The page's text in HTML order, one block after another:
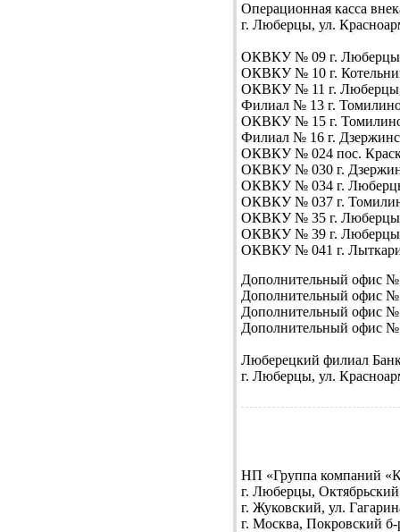
Операционная касса
г. Люберцы, ул.
ОКВКУ № 09 г.
ОКВКУ № 10 г.
ОКВКУ № 11 г.
Филиал № 13 г.
ОКВКУ № 15 г.
Филиал № 16 г.
ОКВКУ № 024 пос.
ОКВКУ № 030 г.
ОКВКУ № 034 г.
ОКВКУ № 037 г.
ОКВКУ № 35 г.
ОКВКУ № 39 г.
ОКВКУ № 041 г.
Дополнительный офис №
Дополнительный офис №
Дополнительный офис №
Дополнительный офис №
Люберецкий филиал
г. Люберцы, ул.
НП «Группа компаний
г. Люберцы,
г. Жуковский, ул.
г. Москва, Покровский б-